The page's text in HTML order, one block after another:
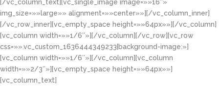
[/vc_column_text][vc_single_image image=»»16″»
img_size=»»large»» alignment=»»center»»][/vc_column_inner]
[/vc_row_inner][vc_empty_space height=»»64px»»][/vc_column]
[vc_column width=»»1/6″»][/vc_column][/vc_row][vc_row
css=»».vc_custom_1636444349233{background-image:»]
[vc_column width=»»1/6″»][/vc_column][vc_column
width=»»2/3″»][vc_empty_space height=»»64px»»]
[vc_column_text]